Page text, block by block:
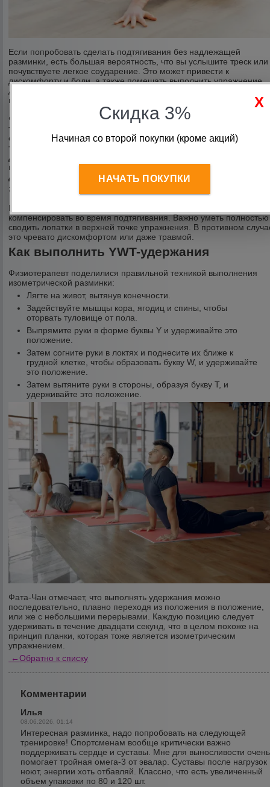
Если попробовать сделать подтягивания без надлежащей
разминки, есть большая вероятность, что вы услышите треск или
почувствуете легкое соударение. Это может привести к
дискомфорту и боли, а также помешать выполнить упражнение
должным образом. Прием YWT призван укрепить,
и мобилизовать мышцы плеч и лопаток.
Фата-Чан поясняет:
«Y-образные удержания укрепляют
трапециевидные мышцы и удлиняют широчайшие мышцы
спины. T-образные удержания укрепляют средние
трапециевидные и ромбовидные мышцы, удлиняя
дельтовидные мышцы. W-образные удержания укрепляют
внешние вращательные мышцы плеча и задние
дельтовидные мышцы, удлиняя большую и малую
Это важно!
Если вам не хватает подвижности, вы в итоге будете это
компенсировать во время подтягивания. Важно уметь полностью
сводить лопатки в верхней точке упражнения. В противном
это чревато дискомфортом или даже травмой.
Как выполнить YWT-удержания
Физиотерапевт поделилися правильной техникой выполнения
изометрической разминки:
Лягте на живот, вытянув конечности.
Задействуйте мышцы кора, ягодиц и спины, чтобы
оторвать туловище от пола.
Выпрямите руки в форме буквы Y и удерживайте это
положение.
Затем согните руки в локтях и поднесите их ближе к
грудной клетке, чтобы образовать букву W, и удерживайте
это положение.
Затем вытяните руки в стороны, образуя букву Т, и
удерживайте это положение.
Фата-Чан отмечает, что выполнять удержания можно
последовательно, плавно переходя из положения в положение,
или же с небольшими перерывами. Каждую позицию следует
удерживать в течение двадцати секунд, что в целом похоже на
принцип планки, которая тоже является изометрическим
упражнением.
←Обратно к списку
Комментарии
Илья
08.06.2026, 01:14
Интересная разминка, надо попробовать на следующей
тренировке! Спортсменам вообще критически важно
поддерживать сердце и суставы. Мне для выносливости очень
помогает тройная омега-3 от эвалар. Суставы после нагрузок
ноют, энергии хоть отбавляй. Классно, что есть увеличенный
объем упаковки по 80 и 120 шт.
Скидка 3%
Начиная со второй покупки (кроме акций)
НАЧАТЬ ПОКУПКИ